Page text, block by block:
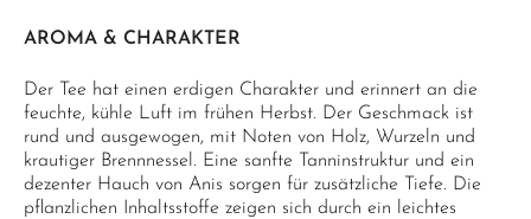
AROMA & CHARAKTER
Der Tee hat einen erdigen Charakter und erinnert an die
feuchte, kühle Luft im frühen Herbst. Der Geschmack ist
rund und ausgewogen, mit Noten von Holz, Wurzeln und
krautiger Brennnessel. Eine sanfte Tanninstruktur und ein
dezenter Hauch von Anis sorgen für zusätzliche Tiefe. Die
pflanzlichen Inhaltsstoffe zeigen sich durch ein leichtes